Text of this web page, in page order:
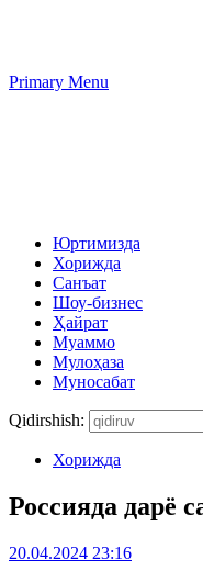
Primary Menu
Юртимизда
Хорижда
Санъат
Шоу-бизнес
Ҳайрат
Муаммо
Мулоҳаза
Муносабат
Qidirshish:
Хорижда
Россияда дарё
20.04.2024 23:16